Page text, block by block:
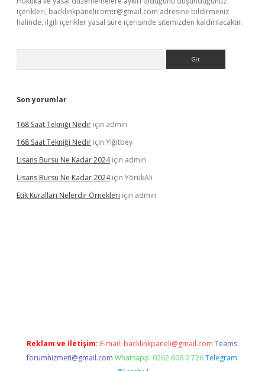
içerikleri, backlinkpanelicomtr@gmail.com adresine bildirmeniz
halinde, ilgili içerikler yasal süre içerisinde sitemizden kaldırılacaktır.
Son yorumlar
168 Saat Tekniği Nedir için admin
168 Saat Tekniği Nedir için Yiğitbey
Lisans Bursu Ne Kadar 2024için admin
Lisans Bursu Ne Kadar 2024için YörükAli
Etik Kuralları Nelerdir Örnekleri için admin
Reklam ve İletişim: E-mail: backlinkpaneli@gmail.com Teams:
forumhizmeti@gmail.com Whatsapp: 0262 606 0 726 Telegram: